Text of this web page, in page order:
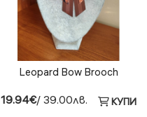
Leopard Bow Brooch
19.94€/ 39.00лв. КУПИ